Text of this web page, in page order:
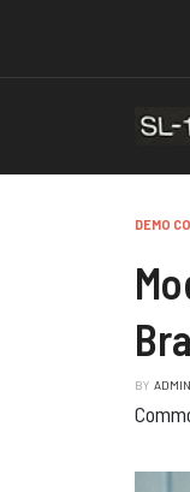
DEMO
BY ADMIN